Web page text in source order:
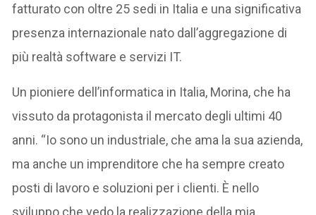
fatturato con oltre 25 sedi in Italia e una significativa
presenza internazionale nato dall’aggregazione di
più realtà software e servizi IT.
Un pioniere dell’informatica in Italia, Morina, che ha
vissuto da protagonista il mercato degli ultimi 40
anni. “Io sono un industriale, che ama la sua azienda,
ma anche un imprenditore che ha sempre creato
posti di lavoro e soluzioni per i clienti. È nello
sviluppo che vedo la realizzazione della mia